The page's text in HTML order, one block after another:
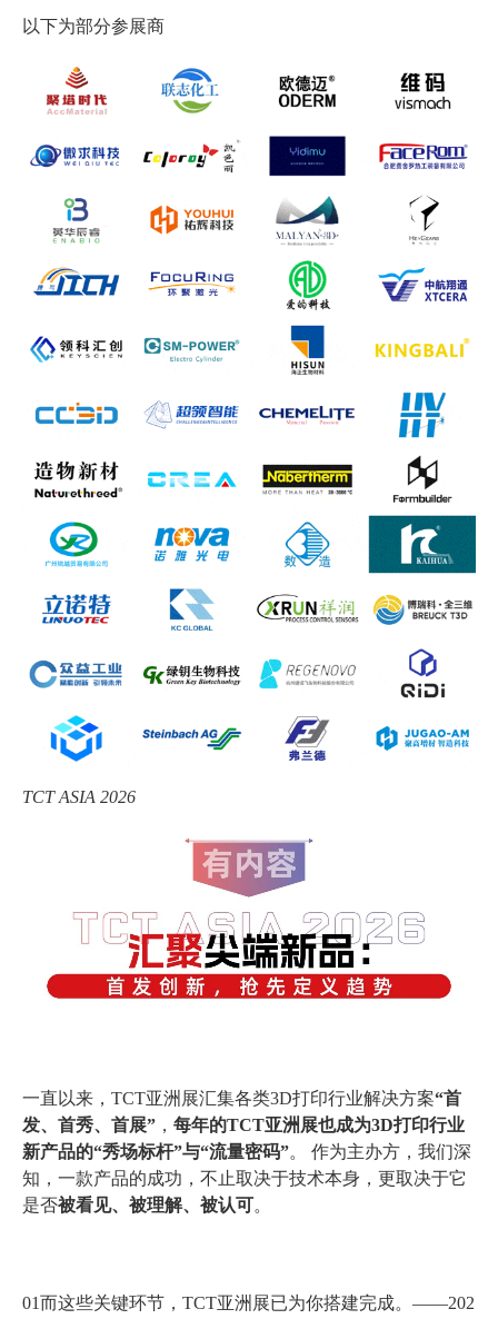
以下为部分参展商
TCT ASIA 2026
一直以来，TCT亚洲展汇集各类3D打印行业解决方案“首
发、首秀、首展” ， 每年的TCT亚洲展也成为3D打印行业
新产品的“秀场标杆”与“流量密码”。 作为主办方，我们深
知，一款产品的成功，不止取决于技术本身，更取决于它
是否被看见、被理解、被认可。
01而这些关键环节，TCT亚洲展已为你搭建完成。——202